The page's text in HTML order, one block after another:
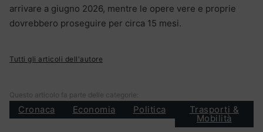
arrivare a giugno 2026, mentre le opere vere e proprie
dovrebbero proseguire per circa 15 mesi.
Tutti gli articoli dell'autore
Questo articolo fa parte delle categorie:
Cronaca Economia Politica Trasporti &
Mobilità